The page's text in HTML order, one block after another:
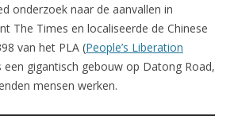
onderzoek naar de aanvallen in
The Times en localiseerde de Chinese
van het PLA (People’s Liberation
een gigantisch gebouw op Datong Road,
mensen werken.